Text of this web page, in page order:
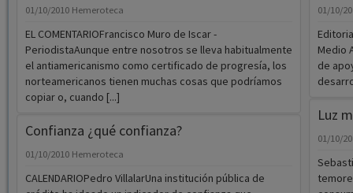
01/10/2010 Hemeroteca
EL COMENTARIOFrancisco Muro de Iscar -
PeriodistaAunque entre nosotros se lleva habitualmente
el antiamericanismo como certificado de progresía, los
norteamericanos tienen muchas cosas que podríamos
copiar o, cuando [...]
Confianza ¿qué confianza?
01/10/2010 Hemeroteca
CALENDARIOPedro VillalarUna institución pública de
01/10/
Medio
de
Luz
01/10/